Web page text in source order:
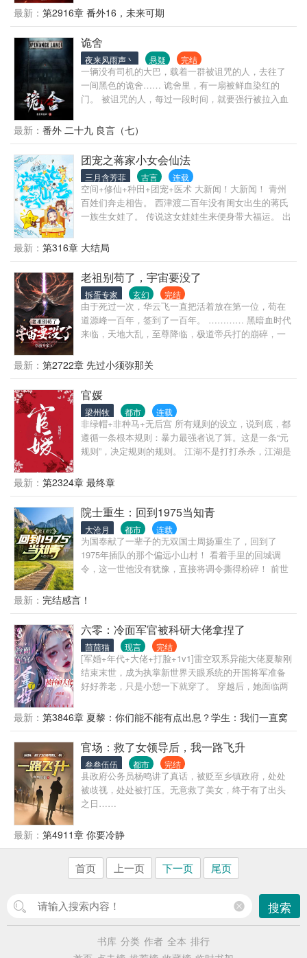
出第三把开山斧。” —尼古拉斯悍匪，陈浔。
成、张献忠造反？那也要看朕给不给他们机会！ 建奴
屠我中原族人？那朕便屠了建奴，亡其种，灭其族！
八大晋商私通建奴，为其耳目？那朕便抄家灭族！ 文
人无知、无能、无耻，叛国投敌，那就杀他个天翻地
覆！ …… 一句话，天命在吾身，你朱由检做的了的我
崇祯要做，你朱由检做不了的事情我崇祯更能做， 总
之，朕要大明人人如君子，国无患，世有道！ 未来有
一天，朕要让瓦剌、鞑靼等部成为我大明的牧场， 让
成为大明的粮仓， 让东南沿海成为我大明的渔场， 让
扶桑等地成为我大明的矿区。 八方来贺，万国来朝，
为这大明再续三百年国运！”
最新： 第2916章 番外16，未来可期
诡舍
夜来风雨声丶 悬疑 完结
一辆没有司机的大巴，载着一群被诅咒的人，去往了
一间黑色的诡舍…… 诡舍里，有一扇被鲜血染红的
门。 被诅咒的人，每过一段时间，就要强行被拉入血
之中经历了一个又一个恐怖猎奇的故事，九死一生终
于活下来，他却发现，这一切跟他想的大不一样……
诡舍，原来并不是诅咒，而是……
最新： 番外 二十九 良言（七）
团宠之蒋家小女会仙法
三月含芳菲 古言 连载
空间+修仙+种田+团宠+医术 大新闻！大新闻！ 青州
百姓们奔走相告。 西津渡二百年没有闺女出生的蒋氏
一族生女娃了。 传说这女娃娃生来便身带大福运。 出
辈上山打猎，捡到大灵芝，解了家里的燃眉之急。 出
生半年，父亲金榜题名被钦点为探花，光宗耀祖。为
官后，更是在小乖宝的护佑下，先后种出亩产数千斤
的高产新粮种，轰动天下。一路顺风顺水，步步高
升。 众勋贵大佬看着在帝王面前，不着痕迹给亲爹邀
功捞好处的蒋禹清，再看看自家那群只会争风吃醋的
嫡女庶女，羡慕的眼泪从嘴角流下来。 躺赢的蒋爹弱
弱的举手：我说真不是我教的，你们信吗？ 众大佬：
蝶争相扑来，某太子彻底怒了，剑锋横扫之处，血流
成河：孤养大的花，尔敢！
最新： 第316章 大结局
老祖别苟了，宇宙要没了
拆蛋专家 玄幻 完结
由于死过一次，华云飞一直把活着放在第一位，苟在
道源峰一百年，签到了一百年。 ………… 黑暗血时代
来临，天地大乱，至尊降临，极道帝兵打的崩碎，一
冲到宇宙高空大吼：“谁敢与本尊一战？” …… 世人这
才知道，靠山宗有多苟，一直在隐藏实力！ ……
最新： 第2722章 先过小须弥那关
官媛
梁州牧 都市 连载
非绿帽+非种马+无后宫 所有规则的设立，说到底，都
遵循一条根本规则：暴力最强者说了算。这是一条“元
规则”，决定规则的规则。 江湖不是打打杀杀，江湖是
人情，误入了一个无解的棋局。 他以为自己要在监狱
里呆一辈子，没想到在破局的过程中，自己从棋子变
成了对弈人。
最新： 第2324章 最终章
院士重生：回到1975当知青
大沧月 都市 连载
为国奉献了一辈子的无双国士周扬重生了，回到了
1975年插队的那个偏远小山村！ 看着手里的回城调
令，这一世他没有犹豫，直接将调令撕得粉碎！ 前世
幼薇母女蒙难惨死。 重活一世，周扬只想老婆孩子热
的时代！
最新： 完结感言！
六零：冷面军官被科研大佬拿捏了
茴茴猫 现言 完结
[军婚+年代+大佬+打脸+1v1]雷空双系异能大佬夏黎刚
结束末世，成为执掌新世界天眼系统的开国将军准备
好好养老，只是小憩一下就穿了。 穿越后，她面临两
以为是妈宝男，要么下乡去穷乡僻壤的地方当知青。
夏黎：拳头硬了！就这样的小白脸，我一拳能打一个
加强连！ 努力为首长爹官复原职，成为首长爹最贴心
的米虫小棉袄好好养老他不香吗？ 可是努力着，努力
着，夏黎回头一看。 嗯？我这军职怎么比我首长爹还
高了？ 南岛一大队来了位漂亮新知青，小姑娘一身痞
气，听说一脚就能把人踹骨折，思想不正，和她亲近
绝对会倒霉！ 不久后…… 队员们挑着扁担，挥汗如雨
动水泵浇地。 村民们多用了一点蜡烛，心疼得心绞
痛。 夏梨用一点儿盐和碳粉做成干电池，用上免费电
灯。 队员们：不行！！！夏黎必须得好好亲近！ 夏
黎：谢邀，已被特招入伍，目前在“国家队”。 —— 海
军陆战队最冷漠、禁欲，无人敢亲近的军官陆定远，
第一次见未来媳妇，她在和人贩子买孩子（误）。 第
二次见媳妇，她在黑市倒买倒卖（误）。 第三次见媳
…… 后来：真香！
最新： 第3846章 夏黎：你们能不能有点出息？学生：我们一直窝
窝囊囊
官场：救了女领导后，我一路飞升
叁叁伍伍 都市 完结
县政府公务员杨鸣讲了真话，被贬至乡镇政府，处处
被歧视，处处被打压。无意救了美女，终于有了出头
之日……
最新： 第4911章 你要冷静
首页 上一页 下一页 尾页
搜索
书库 分类 作者 全本 排行